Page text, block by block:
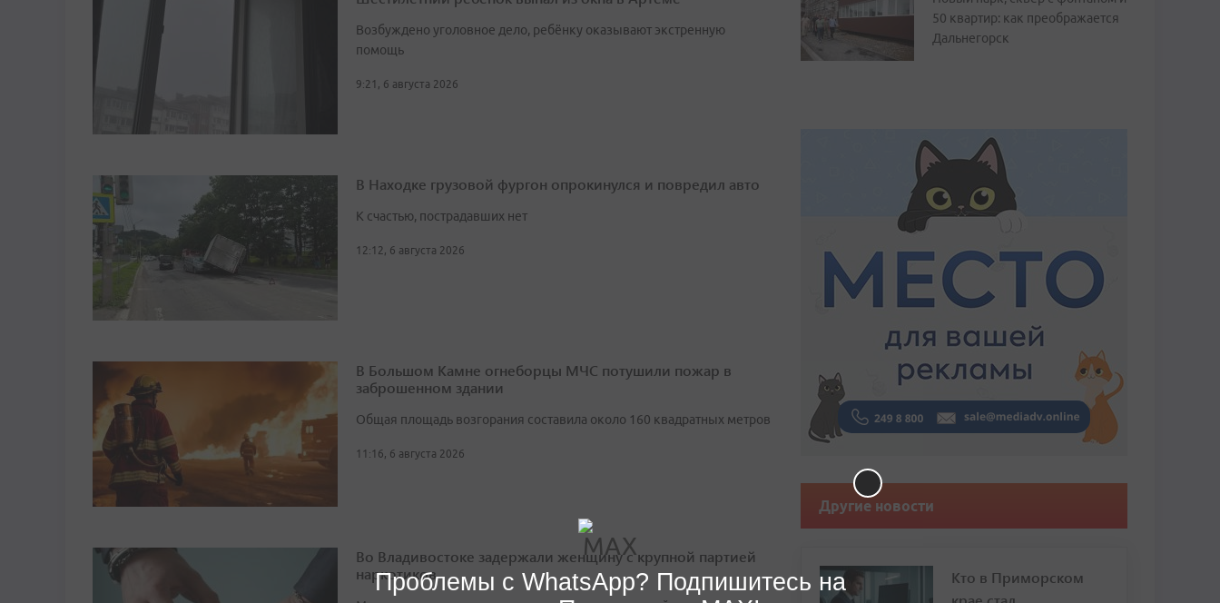
Возбуждено уголовное дело, ребёнку оказывают экстренную
помощь
9:21, 6 августа 2026
В Находке грузовой фургон опрокинулся и повредил авто
К счастью, пострадавших нет
12:12, 6 августа 2026
В Большом Камне огнеборцы МЧС потушили пожар в
заброшенном здании
Общая площадь возгорания составила около 160 квадратных метров
11:16, 6 августа 2026
Во Владивостоке задержали женщину с крупной партией
наркотиков
50 квартир: как преображается
Дальнегорск
Другие новости
Кто в Приморском
Проблемы с WhatsApp? Подпишитесь на